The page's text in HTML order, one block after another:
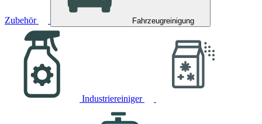
Zubehör Fahrzeugreinigung
Industriereiniger